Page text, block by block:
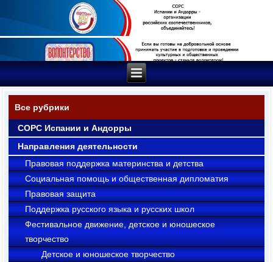
Все рубрики
СОРС Испании и Андорры
Направления деятельности
Правовая поддержка материнства и детства
Социальная помощь и общественная дипломатия
Правовая защита
Поддержка русского языка и русских школ
Фестивальное движение, детское и юношеское
творчество
Детское и юношеское творчество